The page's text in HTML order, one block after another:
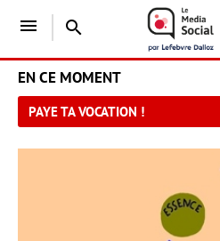
menu search
EN CE MOMENT
PAYE TA VOCATION !